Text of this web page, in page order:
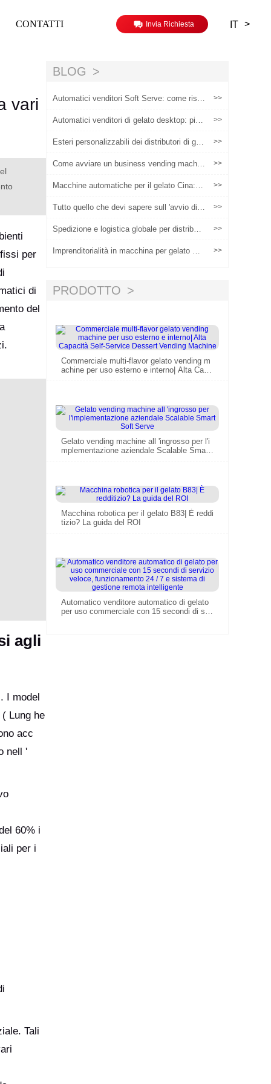
CONTATTI Invia Richiesta IT >
vari
per
di
del
agli
I model
Lung he
acc
nell '
60% i
per i
Tali
BLOG
Automatici venditori Soft Serve: come risol
manutenzione e redditività?
>>
Automatici venditori di gelato desktop: picc
>>
Esteri personalizzabili dei distributori di gel
attabilità della scena e il valore operativo
>>
Come avviare un business vending machin
>>
Macchine automatiche per il gelato Cina: p
macchine automatiche per il gelato dalla Ci
na
>>
Tutto quello che devi sapere sull 'avvio di u
>>
Spedizione e logistica globale per distributo
o per l'acquirente
>>
Imprenditorialità in macchina per gelato mo
>>
PRODOTTO
Commerciale multi-flavor gelato vending m
achine per uso esterno e interno| Alta Capa
Gelato vending machine all 'ingrosso per l'i
mplementazione aziendale Scalable Smart
Macchina robotica per il gelato B83| È reddi
tizio? La guida del ROI
Automatico venditore automatico di gelato
per uso commerciale con 15 secondi di ser